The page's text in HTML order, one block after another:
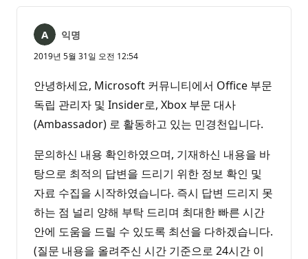
음
익명
2019년 5월 31일 오전 12:54
안녕하세요, Microsoft 커뮤니티에서 Office 부문
독립 관리자 및 Insider로, Xbox 부문 대사
(Ambassador) 로 활동하고 있는 민경천입니다.
문의하신 내용 확인하였으며, 기재하신 내용을 바
탕으로 최적의 답변을 드리기 위한 정보 확인 및
자료 수집을 시작하였습니다. 즉시 답변 드리지 못
하는 점 널리 양해 부탁 드리며 최대한 빠른 시간
안에 도움을 드릴 수 있도록 최선을 다하겠습니다.
(질문 내용을 올려주신 시간 기준으로 24시간 이